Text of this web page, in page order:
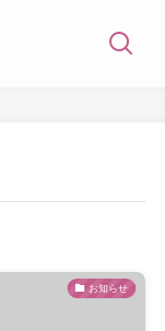
お知らせ